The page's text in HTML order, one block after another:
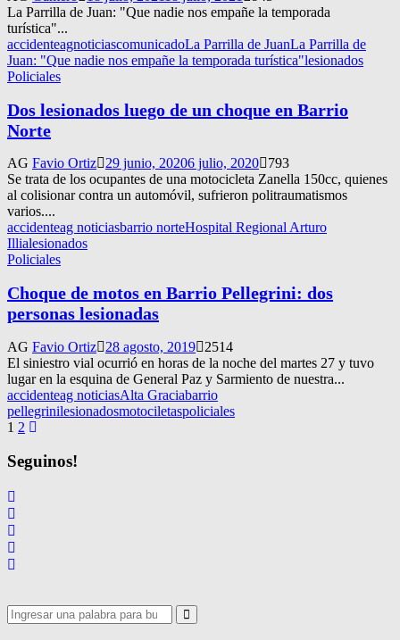
La Parrilla de Juan: "Que nadie nos empañe la temporada
turística"...
accidenteagnoticiascomunicadoLa Parrilla de JuanLa Parrilla de
Juan: "Que nadie nos empañe la temporada turística"lesionados
Policiales
Dos lesionados luego de un choque en Barrio
Norte
AG Favio Ortiz 29 junio, 20206 julio, 2020
793
Se trata de los ocupantes de una motocicleta Zanella 150cc, quienes
al colisionar contra un automóvil, sufrieron politraumatismos
varios....
accidenteag noticiasbarrio norteHospital Regional Arturo
Illialesionados
Policiales
Choque de motos en Barrio Pellegrini: dos
personas lesionadas
AG Favio Ortiz 28 agosto, 2019
2514
El siniestro vial ocurrió en horas de la noche del martes 27 y tuvo
lugar en la esquina de General Paz y Sarmiento de nuestra...
accidenteag noticiasAlta Graciabarrio
pellegrinilesionadosmotociletaspoliciales
Navegación
de
entradas
1 2
Seguinos!
Search
for:
Search